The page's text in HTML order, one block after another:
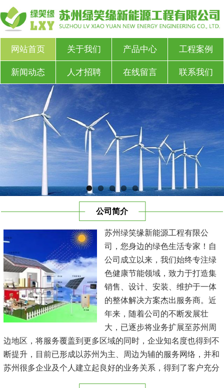
网站首页 关于我们 产品中心 工程案例
新闻动态 人才招聘 在线留言 联系我们
公司简介
苏州绿笑缘新能源工程有限公
司，您身边的绿色生活专家！自
公司成立以来，我们始终专注绿
色健康节能领域，致力于打造集
销售、设计、安装、维护于一体
的整体解决方案杰出服务商。近
年来，随着公司的不断发展壮
大，已逐步将业务扩展至苏州周
边地区，将服务覆盖到更多区域的同时，企业知名度也得到不
断提升，目前已形成以苏州为主、周边为辅的服务网络，并和
苏州很多企业及个人建立起良好的业务关系，得到了客户充分